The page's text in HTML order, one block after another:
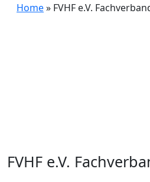
Home» FVHF e.V.
FVHF e.V.